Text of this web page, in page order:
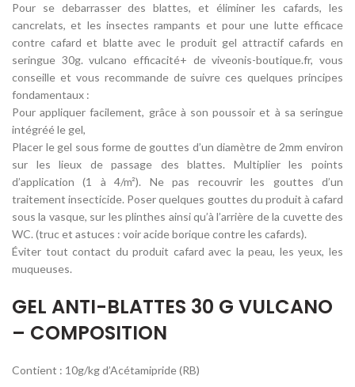
Pour se debarrasser des blattes, et éliminer les cafards, les
cancrelats, et les insectes rampants et pour une lutte efficace
contre cafard et blatte avec le produit gel attractif cafards en
seringue 30g. vulcano efficacité+ de viveonis-boutique.fr, vous
conseille et vous recommande de suivre ces quelques principes
fondamentaux :
Pour appliquer facilement, grâce à son poussoir et à sa seringue
intégréé le gel,
Placer le gel sous forme de gouttes d’un diamètre de 2mm environ
sur les lieux de passage des blattes. Multiplier les points
d’application (1 à 4/m²). Ne pas recouvrir les gouttes d’un
traitement insecticide. Poser quelques gouttes du produit à cafard
sous la vasque, sur les plinthes ainsi qu’à l’arrière de la cuvette des
WC. (truc et astuces : voir acide borique contre les cafards).
Éviter tout contact du produit cafard avec la peau, les yeux, les
muqueuses.
GEL ANTI-BLATTES 30 G VULCANO
– COMPOSITION
Contient : 10g/kg d’Acétamipride (RB)